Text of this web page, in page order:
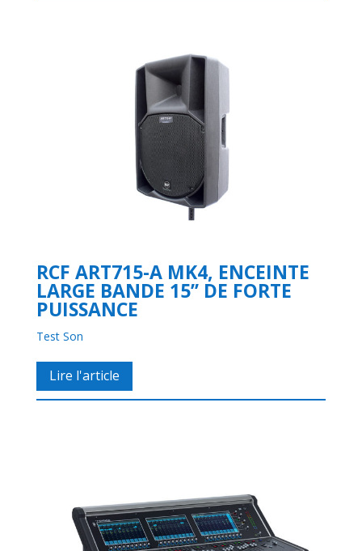
RCF ART715-A MK4, ENCEINTE
LARGE BANDE 15’’ DE FORTE
PUISSANCE
Test Son
Lire l'article